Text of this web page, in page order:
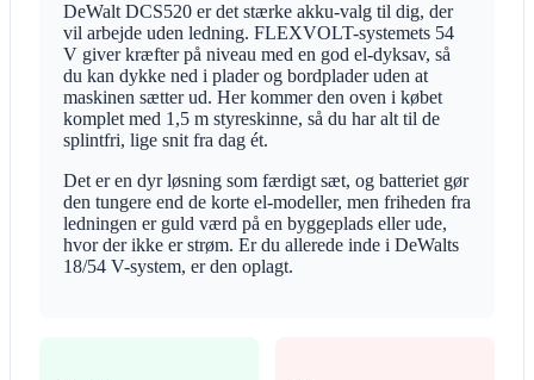
DeWalt DCS520 er det stærke akku-valg til dig, der
vil arbejde uden ledning. FLEXVOLT-systemets 54
V giver kræfter på niveau med en god el-dyksav, så
du kan dykke ned i plader og bordplader uden at
maskinen sætter ud. Her kommer den oven i købet
komplet med 1,5 m styreskinne, så du har alt til de
splintfri, lige snit fra dag ét.
Det er en dyr løsning som færdigt sæt, og batteriet gør
den tungere end de korte el-modeller, men friheden fra
ledningen er guld værd på en byggeplads eller ude,
hvor der ikke er strøm. Er du allerede inde i DeWalts
18/54 V-system, er den oplagt.